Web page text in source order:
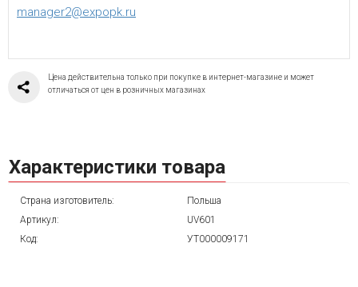
manager2@expopk.ru
Цена действительна только при покупке в интернет-магазине и может
отличаться от цен в розничных магазинах
Характеристики товара
Страна изготовитель:
Польша
Артикул:
UV601
Код:
УТ000009171